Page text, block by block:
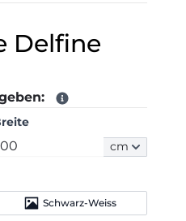
Delfine
cm
Schwarz-Weiss